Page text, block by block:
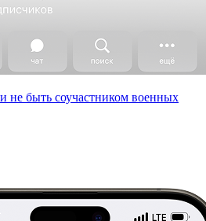
не быть соучастником военных